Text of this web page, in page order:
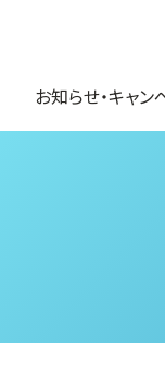
お知らせ・キャン